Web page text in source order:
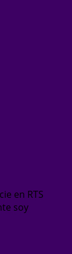
en RTS
soy